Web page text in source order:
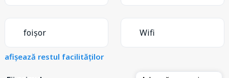
foișor Wifi
afișează restul facilităților